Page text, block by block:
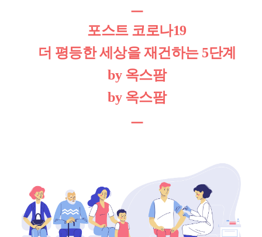
ㅡ
포스트 코로나19
더 평등한 세상을 재건하는 5단계
by 옥스팜
by 옥스팜
ㅡ